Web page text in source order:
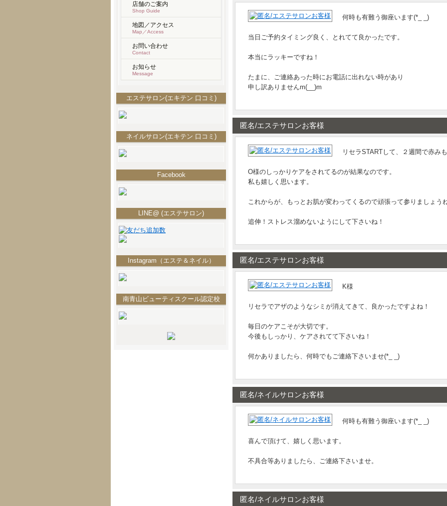
何時も有難う御座います(*_ _)
当日ご予約タイミング良く、とれてて良かったです。
本当にラッキーですね！
たまに、ご連絡あった時にお電話に出れない時があり
申し訳ありませんm(__)m
匿名/エステサロンお客様
リセラSTARTして、２週間で赤み
O様のしっかりケアをされてるのが結果なのです。
私も嬉しく思います。
これからが、もっとお肌が変わってくるので頑張って参りましょう
追伸！ストレス溜めないようにして下さいね！
匿名/エステサロンお客様
K様
リセラでアザのようなシミが消えてきて、良かったですよね！
毎日のケアこそが大切です。
今後もしっかり、ケアされてて下さいね！
何かありましたら、何時でもご連絡下さいませ(*_ _)
匿名/ネイルサロンお客様
何時も有難う御座います(*_ _)
喜んで頂けて、嬉しく思います。
不具合等ありましたら、ご連絡下さいませ。
匿名/ネイルサロンお客様
店舗のご案内
Shop Guide
地図／アクセス
Map／Access
お問い合わせ
Contact
お知らせ
Message
エステサロン(エキテン 口コミ)
ネイルサロン(エキテン 口コミ)
Facebook
LINE@ (エステサロン)
Instagram（エステ＆ネイル）
南青山ビューティスクール認定校